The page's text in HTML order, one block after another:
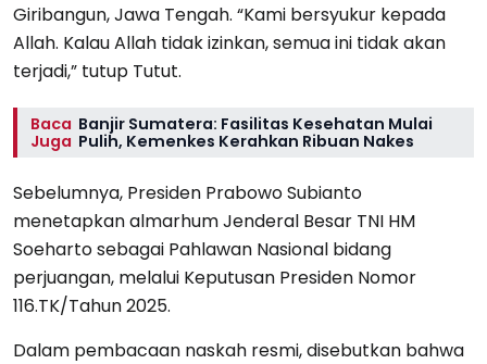
Giribangun, Jawa Tengah. “Kami bersyukur kepada
Allah. Kalau Allah tidak izinkan, semua ini tidak akan
terjadi,” tutup Tutut.
Baca
Juga
Banjir Sumatera: Fasilitas Kesehatan Mulai
Pulih, Kemenkes Kerahkan Ribuan Nakes
Sebelumnya, Presiden Prabowo Subianto
menetapkan almarhum Jenderal Besar TNI HM
Soeharto sebagai Pahlawan Nasional bidang
perjuangan, melalui Keputusan Presiden Nomor
116.TK/Tahun 2025.
Dalam pembacaan naskah resmi, disebutkan bahwa